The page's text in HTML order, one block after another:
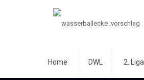
Home DWL 2. Liga